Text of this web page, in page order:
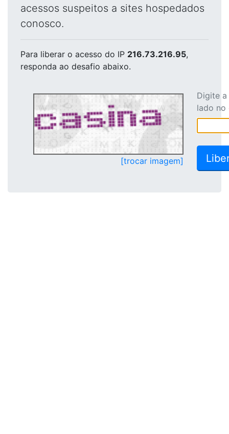
acessos suspeitos a sites hospedados
conosco.
Para liberar o acesso do IP 216.73.216.95,
responda ao desafio abaixo.
[trocar imagem]
Digite
lado no